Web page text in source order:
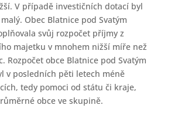
V případě investičních dotací byl
Obec Blatnice pod Svatým
svůj rozpočet příjmy z
majetku v mnohem nižší míře než
Rozpočet obce Blatnice pod Svatým
v posledních pěti letech méně
tedy pomoci od státu či kraje,
obce ve skupině.